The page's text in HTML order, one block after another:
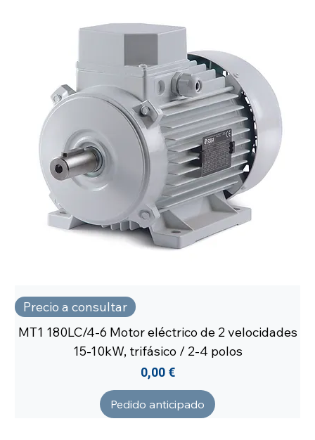
Precio a consultar
MT1 180LC/4-6 Motor eléctrico de 2 velocidades
15-10kW, trifásico / 2-4 polos
Precio
0,00 €
Pedido anticipado